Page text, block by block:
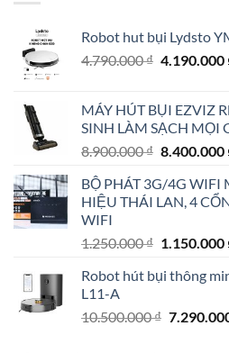
Robot hut bụi Lydsto
4.790.000₫ Giá
4.790.000
4.190.000
MÁY HÚT BỤI EZVIZ
SINH LÀM SẠCH MỌI
8.900.000₫ Giá
là:
8.900.000
8.400.000
BỘ PHÁT 3G/4G WIFI
HIỆU THÁI LAN, 4
WIFI
1.250.000₫ Giá
là:
1.150.000
Robot hút bụi thông
L11-A
10.500.000₫ Giá